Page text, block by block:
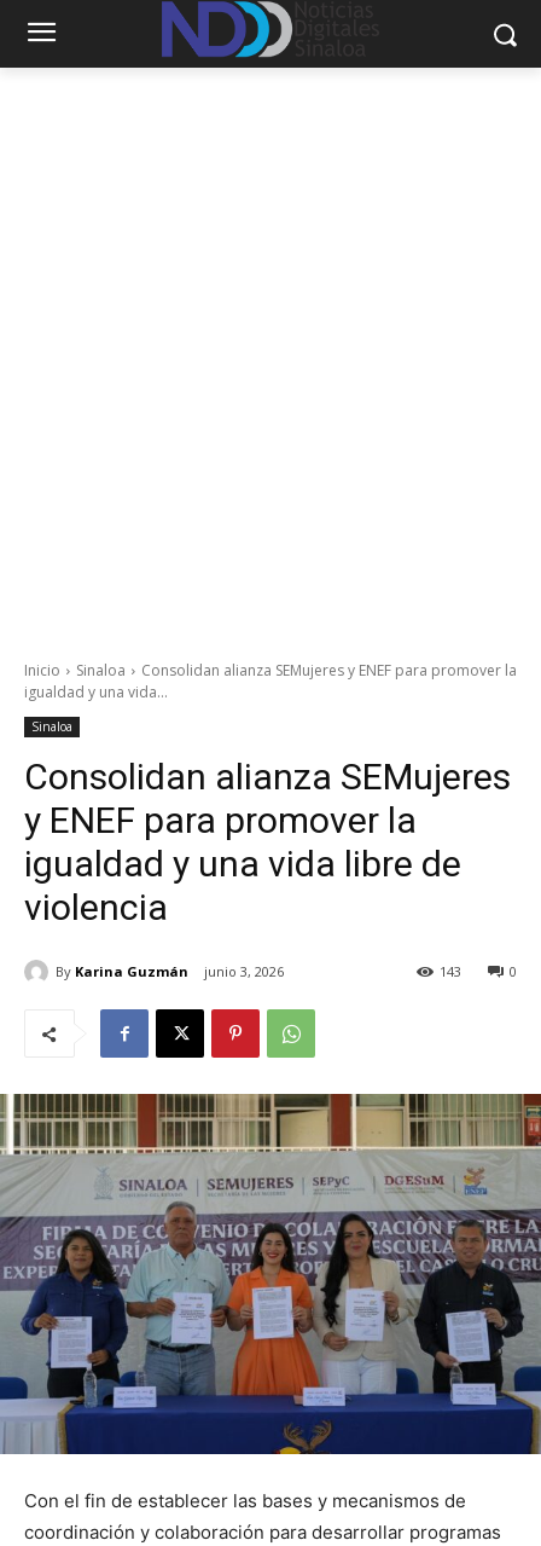
Inicio Sinaloa
Consolidan alianza SEMujeres y ENEF para promover la
igualdad y una vida...
Sinaloa
Consolidan alianza SEMujeres
y ENEF para promover la
igualdad y una vida libre de
violencia
By Karina Guzmán junio 3, 2026 0
143
Con el fin de establecer las bases y mecanismos de
coordinación y colaboración para desarrollar programas